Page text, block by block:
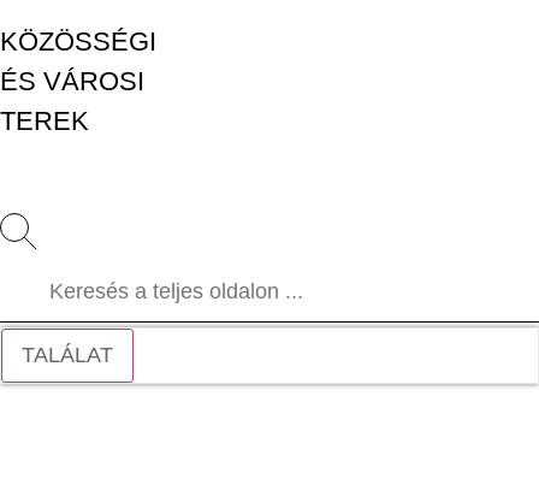
KÖZÖSSÉGI
ÉS VÁROSI
TEREK
TALÁLAT